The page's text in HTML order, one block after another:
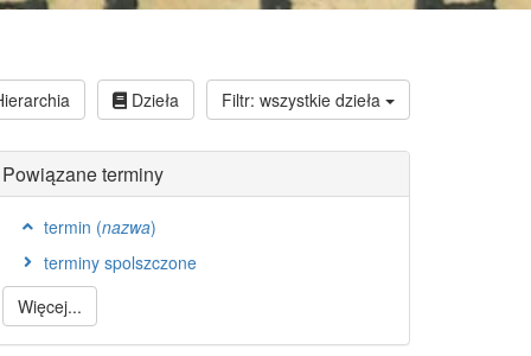
Dzieła
Filtr: wszystkie dzieła
Powiązane terminy
termin (nazwa)
terminy spolszczone
Więcej...